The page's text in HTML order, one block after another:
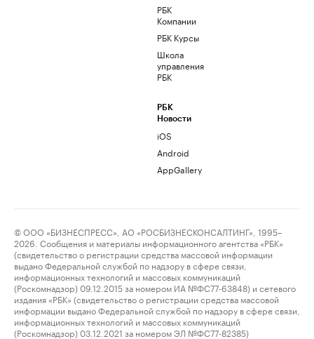
РБК
Компании
РБК Курсы
Школа
управления
РБК
РБК
Новости
iOS
Android
AppGallery
© ООО «БИЗНЕСПРЕСС», АО «РОСБИЗНЕСКОНСАЛТИНГ», 1995–
2026. Сообщения и материалы информационного агентства «РБК»
(свидетельство о регистрации средства массовой информации
выдано Федеральной службой по надзору в сфере связи,
информационных технологий и массовых коммуникаций
(Роскомнадзор) 09.12.2015 за номером ИА №ФС77-63848) и сетевого
издания «РБК» (свидетельство о регистрации средства массовой
информации выдано Федеральной службой по надзору в сфере связи,
информационных технологий и массовых коммуникаций
(Роскомнадзор) 03.12.2021 за номером ЭЛ №ФС77-82385)